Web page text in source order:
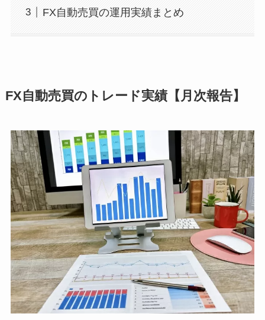
FX自動売買の運用実績まとめ
FX自動売買のトレード実績【月次報告】